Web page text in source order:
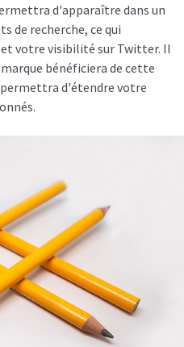
d'apparaître dans un
de recherche, ce qui
votre visibilité sur Twitter. Il
bénéficiera de cette
d'étendre votre